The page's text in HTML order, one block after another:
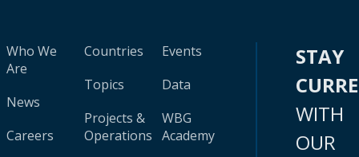
Who We
Are
News
Careers
Countries
Topics
Projects &
Operations
Events
Data
WBG
Academy
STAY
WITH
OUR